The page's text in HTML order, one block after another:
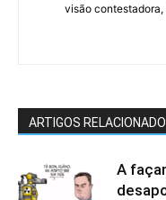
visão
ARTIGOS
A